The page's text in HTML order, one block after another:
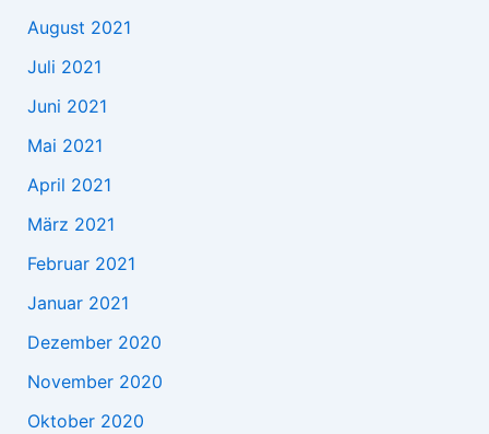
August 2021
Juli 2021
Juni 2021
Mai 2021
April 2021
März 2021
Februar 2021
Januar 2021
Dezember 2020
November 2020
Oktober 2020